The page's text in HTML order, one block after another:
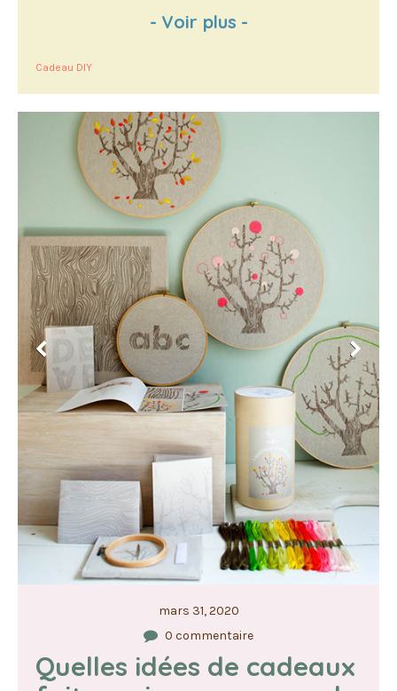
- Voir plus -
Cadeau DIY
mars 31, 2020
0 commentaire
Quelles idées de cadeaux